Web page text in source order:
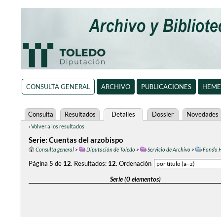
CONSULTA GENERAL ARCHIVO PUBLICACIONES
Consulta Resultados Detalles Dossier Novedades
‹ Volver a los resultados
Serie: Cuentas del arzobispo
Consulta general> Diputación de Toledo> Servicio de Archivo> Fondo
Página 5 de 12. Resultados: 12. Ordenación
Serie (0 elementos)